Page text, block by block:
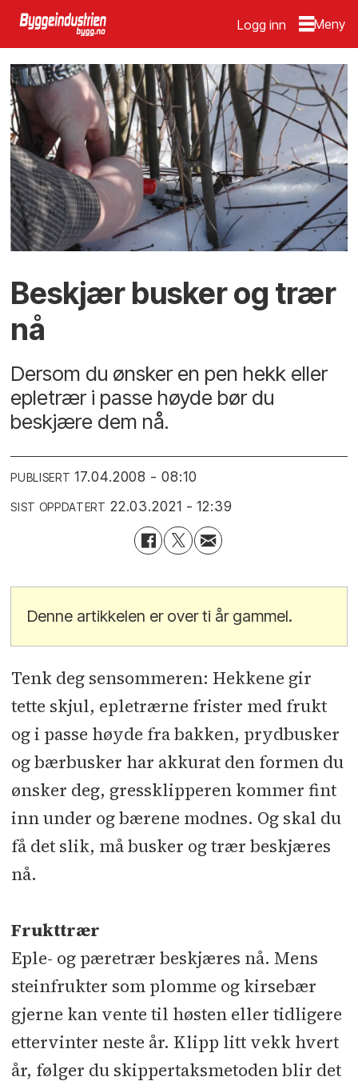
Logg inn
Beskjær busker og trær
nå
Dersom du ønsker en pen hekk eller
epletrær i passe høyde bør du
beskjære dem nå.
PUBLISERT 17.04.2008 - 08:10
SIST OPPDATERT 22.03.2021 - 12:39
Denne artikkelen er over ti år gammel.
Tenk deg sensommeren: Hekkene gir
tette skjul, epletrærne frister med frukt
og i passe høyde fra bakken, prydbusker
og bærbusker har akkurat den formen du
ønsker deg, gressklipperen kommer fint
inn under og bærene modnes. Og skal du
få det slik, må busker og trær beskjæres
nå.
Frukttrær
Eple- og pæretrær beskjæres nå. Mens
steinfrukter som plomme og kirsebær
gjerne kan vente til høsten eller tidligere
ettervinter neste år. Klipp litt vekk hvert
år, følger du skippertaksmetoden blir det